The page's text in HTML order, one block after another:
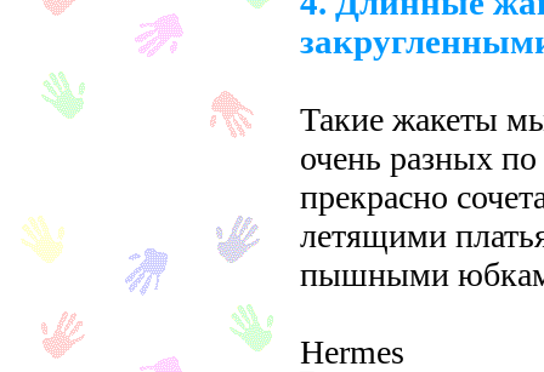
Такие жакеты
очень разных
прекрасно
летящими
пышными
Hermes